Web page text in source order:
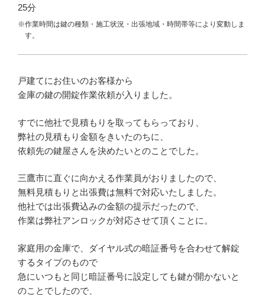
25分
※作業時間は鍵の種類・施工状況・出張地域・時間帯等により変動しま
す。
戸建てにお住いのお客様から
金庫の鍵の開錠作業依頼が入りました。
すでに他社で見積もりを取ってもらっており、
弊社の見積もり金額をきいたのちに、
依頼先の鍵屋さんを決めたいとのことでした。
三鷹市に直ぐに向かえる作業員がおりましたので、
無料見積もりと出張費は無料で対応いたしました。
他社では出張費込みの金額の提示だったので、
作業は弊社アンロックが対応させて頂くことに。
家庭用の金庫で、ダイヤル式の暗証番号を合わせて解錠
するタイプのもので
急にいつもと同じ暗証番号に設定しても鍵が開かないと
のことでしたので、